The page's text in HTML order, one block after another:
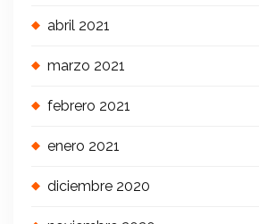
abril 2021
marzo 2021
febrero 2021
enero 2021
diciembre 2020